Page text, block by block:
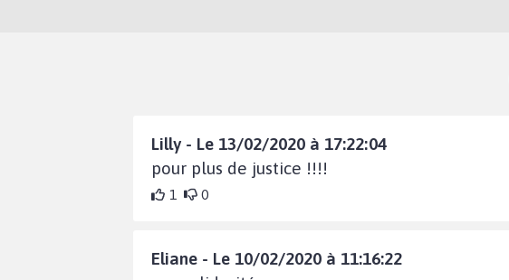
Lilly - Le 13/02/2020 à 17:22:04
pour plus de justice !!!!
1 0
Eliane - Le 10/02/2020 à 11:16:22